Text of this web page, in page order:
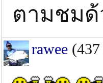
ตามชม
rawee (437